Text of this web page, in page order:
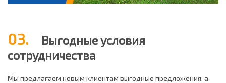
03.
Выгодные условия
сотрудничества
Мы предлагаем новым клиентам выгодные предложения, а